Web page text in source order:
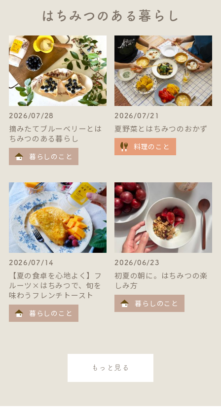
はちみつのある暮らし
2026/07/28
摘みたてブルーベリーとは
ちみつのある暮らし
暮らしのこと
2026/07/21
夏野菜とはちみつのおかず
料理のこと
2026/07/14
【夏の食卓を心地よく】フ
ルーツ×はちみつで、旬を
味わうフレンチトースト
暮らしのこと
2026/06/23
初夏の朝に。はちみつの楽
しみ方
暮らしのこと
もっと見る